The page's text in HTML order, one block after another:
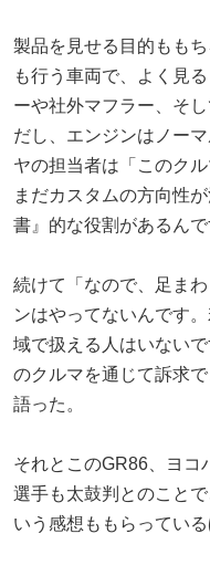
製品を見せる目的もも
も行う車両で、よく見
ーや社外マフラー、そ
だし、エンジンはノー
ヤの担当者は「このク
まだカスタムの方向性
書』的な役割があるんで
続けて「なので、足ま
ンはやってないんです
域で扱える人はいない
のクルマを通じて訴求
語った。
それとこのGR86、ヨコ
選手も太鼓判とのこと
いう感想ももらってい